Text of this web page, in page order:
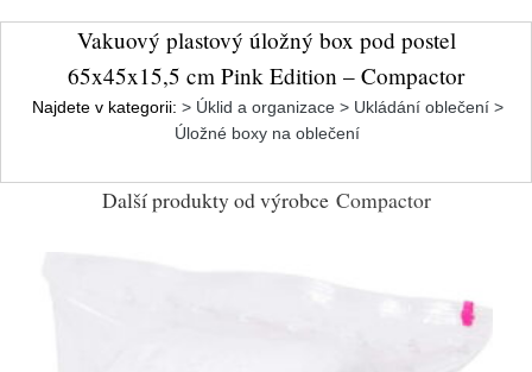
Vakuový plastový úložný box pod postel
65x45x15,5 cm Pink Edition – Compactor
Najdete v kategorii: > Úklid a organizace > Ukládání oblečení >
Úložné boxy na oblečení
Další produkty od výrobce Compactor